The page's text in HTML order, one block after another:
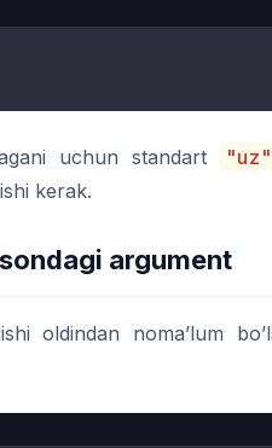
uchun standart "uz"
kerak.
argument
oldindan noma’lum